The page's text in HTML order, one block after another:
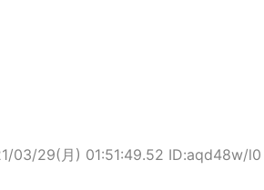
03/29(月) 01:51:49.52 ID:aqd48w/l0